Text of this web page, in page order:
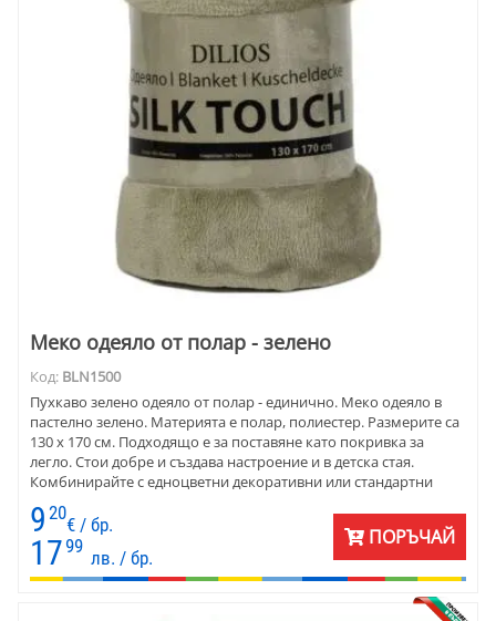
Меко одеяло от полар - зелено
Код: BLN1500
Пухкаво зелено одеяло от полар - единично. Меко одеяло в
пастелно зелено. Материята е полар, полиестер. Размерите са
130 х 170 см. Подходящо е за поставяне като покривка за
легло. Стои добре и създава настроение и в детска стая.
Комбинирайте с едноцветни декоративни или стандартни
възглавници с едноцветни калъфки.
9 20
€ / бр.
1799
лв. / бр.
ПОРЪЧАЙ